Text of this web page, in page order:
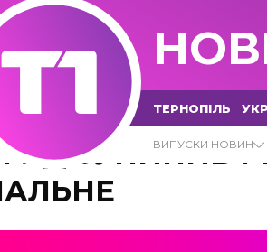
ТЕРНОПІЛЬ
ВИПУСКИ НОВИН
ЗУПИНИВ